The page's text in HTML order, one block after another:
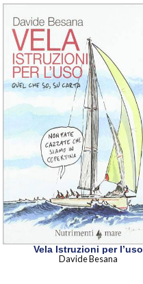
Vela Istruzioni per l’uso
Davide Besana